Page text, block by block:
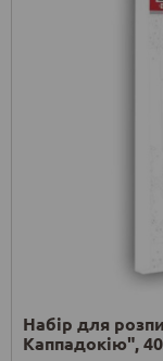
Набір для
Каппадокію",